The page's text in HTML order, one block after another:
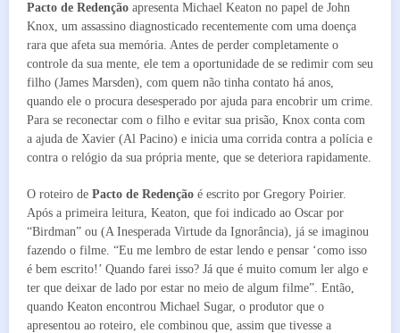
Pacto de Redenção apresenta Michael Keaton no papel de John
Knox, um assassino diagnosticado recentemente com uma doença
rara que afeta sua memória. Antes de perder completamente o
controle da sua mente, ele tem a oportunidade de se redimir com seu
filho (James Marsden), com quem não tinha contato há anos,
quando ele o procura desesperado por ajuda para encobrir um crime.
Para se reconectar com o filho e evitar sua prisão, Knox conta com
a ajuda de Xavier (Al Pacino) e inicia uma corrida contra a polícia e
contra o relógio da sua própria mente, que se deteriora rapidamente.
O roteiro de Pacto de Redenção é escrito por Gregory Poirier.
Após a primeira leitura, Keaton, que foi indicado ao Oscar por
“Birdman” ou (A Inesperada Virtude da Ignorância), já se imaginou
fazendo o filme. “Eu me lembro de estar lendo e pensar ‘como isso
é bem escrito!’ Quando farei isso? Já que é muito comum ler algo e
ter que deixar de lado por estar no meio de algum filme”. Então,
quando Keaton encontrou Michael Sugar, o produtor que o
apresentou ao roteiro, ele combinou que, assim que tivesse a